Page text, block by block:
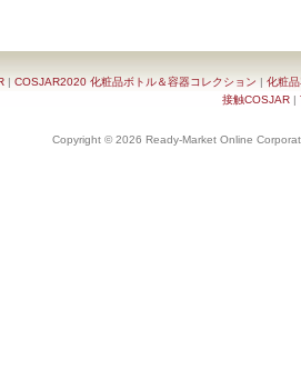
| COSJAR2020 化粧品ボトル＆容器コレクション | 化粧
接触COSJAR|
Copyright © 2026 Ready-Market Online